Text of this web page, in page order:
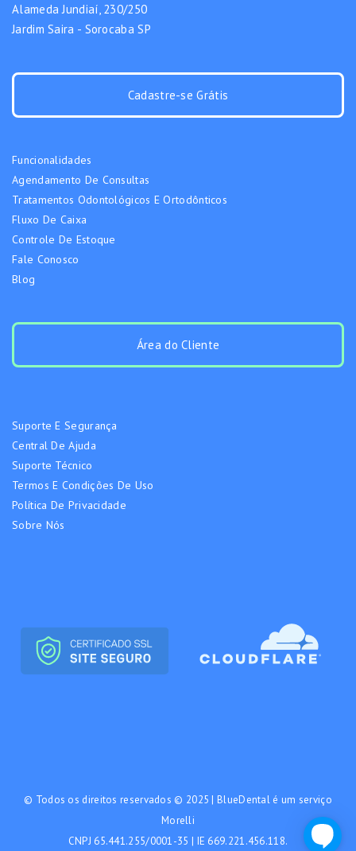
Alameda Jundiaí, 230/250
Jardim Saira - Sorocaba SP
Cadastre-se Grátis
Funcionalidades
Agendamento De Consultas
Tratamentos Odontológicos E Ortodônticos
Fluxo De Caixa
Controle De Estoque
Fale Conosco
Blog
Área do Cliente
Suporte E Segurança
Central De Ajuda
Suporte Técnico
Termos E Condições De Uso
Política De Privacidade
Sobre Nós
© Todos os direitos reservados © 2025 | BlueDental é um serviço
Morelli
CNPJ 65.441.255/0001-35 | IE 669.221.456.118.